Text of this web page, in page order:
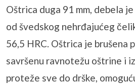
Oštrica duga 91 mm, debela
od švedskog nehrđajućeg
56,5 HRC. Oštrica je brušena
savršenu ravnotežu oštrine i
proteže sve do drške,